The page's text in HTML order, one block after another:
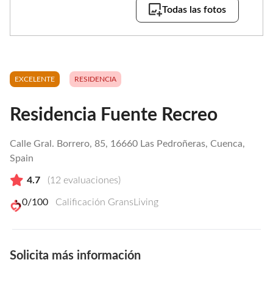
Todas las fotos
EXCELENTE RESIDENCIA
Residencia Fuente Recreo
Calle Gral. Borrero, 85, 16660 Las Pedroñeras, Cuenca,
Spain
4.7 (12 evaluaciones)
0/100 Calificación GransLiving
Solicita más información